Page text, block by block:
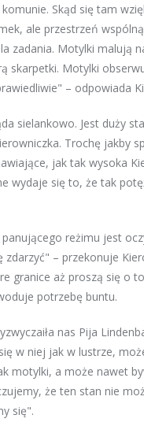
Skąd się tam
ale przestrzeń
zadania. Motylki malują
skarpetki. Motylki
– odpowiada
sielankowo. Jest duży
Trochę jakby
jak tak wysoka
wydaje się to, że tak
reżimu jest
– przekonuje
granice aż proszą się o
potrzebę buntu.
nas Pija
w niej jak w lustrze,
motylki, a może nawet
że ten stan nie
się".